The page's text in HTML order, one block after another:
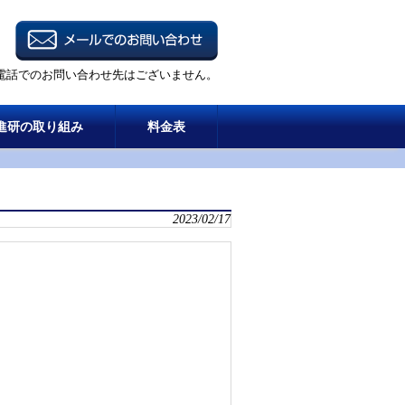
話でのお問い合わせ先はございません。
研の取り組み 料金表
2023/02/17